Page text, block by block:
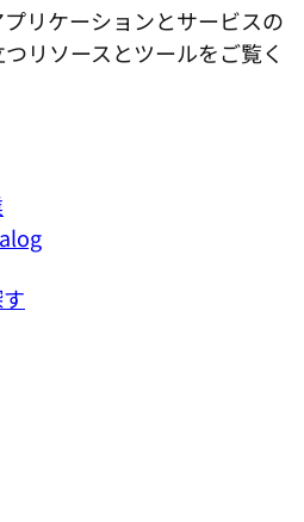
リケーションとサービスの
リソースとツールをご覧く